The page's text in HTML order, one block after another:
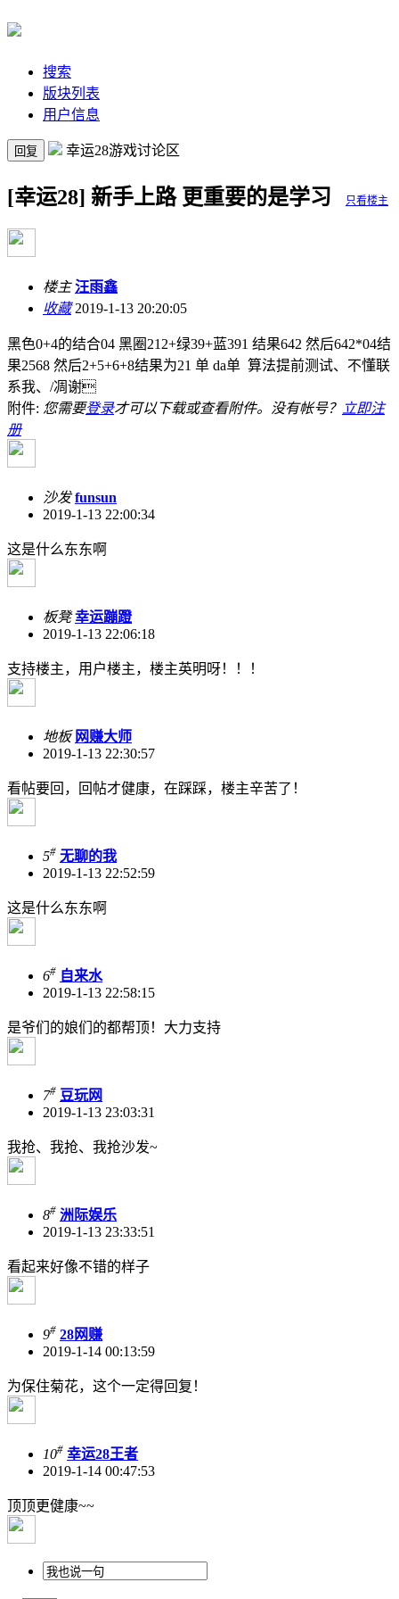
搜索
版块列表
用户信息
回复 幸运28游戏讨论区
[幸运28] 新手上路 更重要的是学习 只看楼主
楼主 汪雨鑫
收藏2019-1-13 20:20:05
黑色0+4的结合04 黑圈212+绿39+蓝391 结果642 然后642*04结
果2568 然后2+5+6+8结果为21 单 da单 算法提前测试、不懂联
系我、/凋谢
附件: 您需要登录才可以下载或查看附件。没有帐号？ 立即注
册
沙发 funsun
2019-1-13 22:00:34
这是什么东东啊
板凳 幸运蹦蹬
2019-1-13 22:06:18
支持楼主，用户楼主，楼主英明呀！！！
地板 网赚大师
2019-1-13 22:30:57
看帖要回，回帖才健康，在踩踩，楼主辛苦了！
5# 无聊的我
2019-1-13 22:52:59
这是什么东东啊
6# 自来水
2019-1-13 22:58:15
是爷们的娘们的都帮顶！大力支持
7# 豆玩网
2019-1-13 23:03:31
我抢、我抢、我抢沙发~
8# 洲际娱乐
2019-1-13 23:33:51
看起来好像不错的样子
9# 28网赚
2019-1-14 00:13:59
为保住菊花，这个一定得回复！
10# 幸运28王者
2019-1-14 00:47:53
顶顶更健康~~